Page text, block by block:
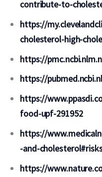
contribute-to-
https://
cholesterol-high-
https://
https://
https://
food-upf-291952
https://
-and-
https://